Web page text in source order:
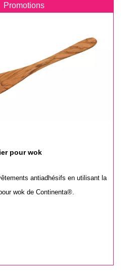
Promotions
pour wok
antiadhésifs en utilisant la
wok de Continenta®.